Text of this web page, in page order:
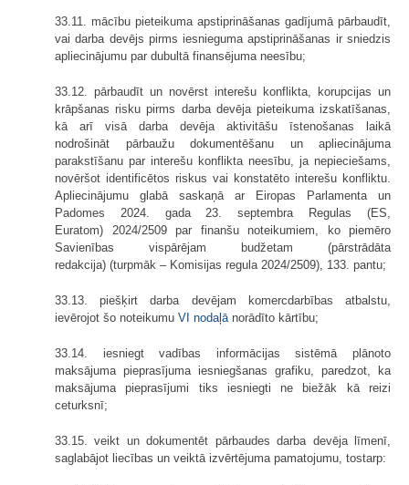
33.11. mācību pieteikuma apstiprināšanas gadījumā pārbaudīt,
vai darba devējs pirms iesnieguma apstiprināšanas ir sniedzis
apliecinājumu par dubultā finansējuma neesību;
33.12. pārbaudīt un novērst interešu konflikta, korupcijas un
krāpšanas risku pirms darba devēja pieteikuma izskatīšanas,
kā arī visā darba devēja aktivitāšu īstenošanas laikā
nodrošināt pārbaužu dokumentēšanu un apliecinājuma
parakstīšanu par interešu konflikta neesību, ja nepieciešams,
novēršot identificētos riskus vai konstatēto interešu konfliktu.
Apliecinājumu glabā saskaņā ar Eiropas Parlamenta un
Padomes 2024. gada 23. septembra Regulas (ES,
Euratom) 2024/2509 par finanšu noteikumiem, ko piemēro
Savienības vispārējam budžetam (pārstrādāta
redakcija) (turpmāk – Komisijas regula 2024/2509), 133. pantu;
33.13. piešķirt darba devējam komercdarbības atbalstu,
ievērojot šo noteikumu VI nodaļā norādīto kārtību;
33.14. iesniegt vadības informācijas sistēmā plānoto
maksājuma pieprasījuma iesniegšanas grafiku, paredzot, ka
maksājuma pieprasījumi tiks iesniegti ne biežāk kā reizi
ceturksnī;
33.15. veikt un dokumentēt pārbaudes darba devēja līmenī,
saglabājot liecības un veiktā izvērtējuma pamatojumu, tostarp: